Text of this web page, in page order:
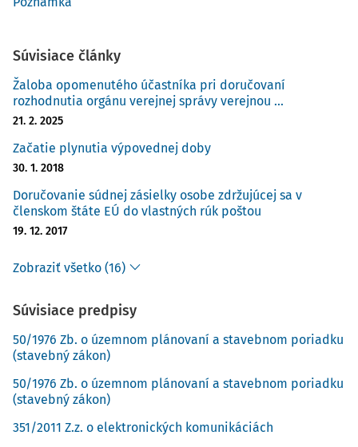
ktorého by ic
Súvisiace články
Žaloba opomenutého účastníka pri doručovaní
rozhodnutia orgánu verejnej správy verejnou ...
21. 2. 2025
Začatie plynutia výpovednej doby
30. 1. 2018
Doručovanie súdnej zásielky osobe zdržujúcej sa v
členskom štáte EÚ do vlastných rúk poštou
19. 12. 2017
Zobraziť všetko (16)
Súvisiace predpisy
50/1976 Zb. o územnom plánovaní a stavebnom poriadku
(stavebný zákon)
50/1976 Zb. o územnom plánovaní a stavebnom poriadku
(stavebný zákon)
351/2011 Z.z. o elektronických komunikáciách